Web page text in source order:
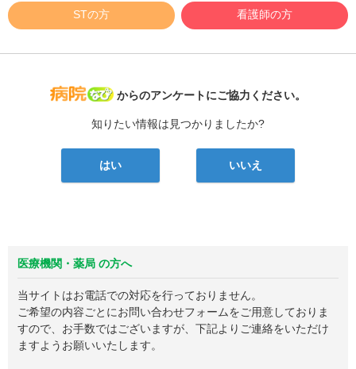
STの方 看護師の方
病院なび
からのアンケートにご協力ください。
知りたい情報は見つかりましたか?
はい いいえ
医療機関・薬局 の方へ
当サイトはお電話での対応を行っておりません。
ご希望の内容ごとにお問い合わせフォームをご用意しておりま
すので、お手数ではございますが、下記よりご連絡をいただけ
ますようお願いいたします。